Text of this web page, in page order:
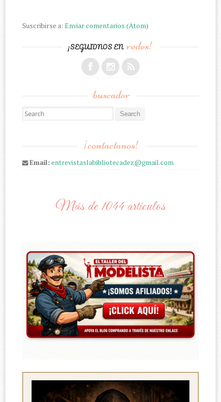
Suscribirse a:Enviar comentarios (Atom)
¡SEGUIDNOS ENredes!
buscador
Search for:
¡contactanos!
Email: entrevistaslabibliotecadez@gmail.com
Más de 1044 artículos